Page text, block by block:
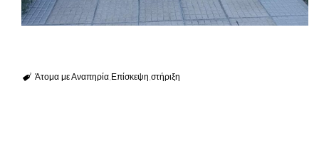
Άτομα με Αναπηρία Επίσκεψη στήριξη